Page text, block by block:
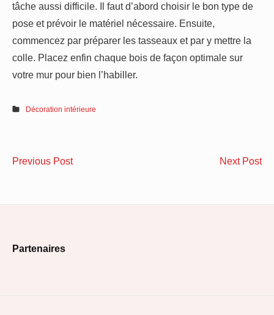
tâche aussi difficile. Il faut d’abord choisir le bon type de
pose et prévoir le matériel nécessaire. Ensuite,
commencez par préparer les tasseaux et par y mettre la
colle. Placez enfin chaque bois de façon optimale sur
votre mur pour bien l’habiller.
Décoration intérieure
Navigation
Previous PostComment
Next PostKit
Partenaires